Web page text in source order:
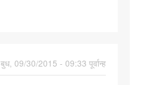
बुध, 09/30/2015 - 09:33 पूर्वान्ह